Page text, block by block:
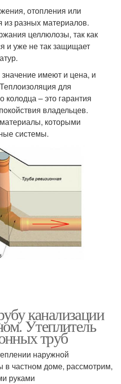
отопления или
из разных материалов.
целлюлозы, так как
и уже не так защищает
имеют и цена, и
для
колодца – это гарантия
владельцев.
которыми
системы.
канализации
Утеплитель
труб
наружной
в частном доме, рассмотрим,
руками